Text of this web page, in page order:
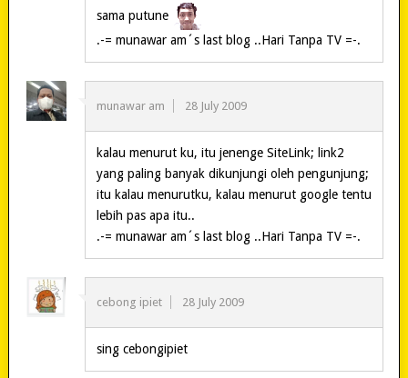
sama putune
.-= munawar am´s last blog ..Hari Tanpa TV =-.
munawar am 28 July 2009
kalau menurut ku, itu jenenge SiteLink; link2
yang paling banyak dikunjungi oleh pengunjung;
itu kalau menurutku, kalau menurut google tentu
lebih pas apa itu..
.-= munawar am´s last blog ..Hari Tanpa TV =-.
cebong ipiet 28 July 2009
sing cebongipiet